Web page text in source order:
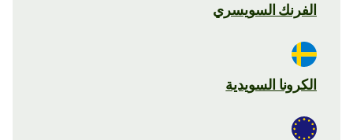
الفرنك السويسري
الكرونا السويدية